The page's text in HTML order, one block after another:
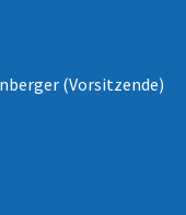
(Vorsitzende)